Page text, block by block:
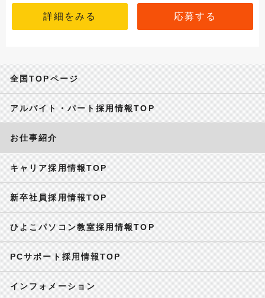
詳細をみる 応募する
全国TOPページ
アルバイト・パート採用情報TOP
お仕事紹介
キャリア採用情報TOP
新卒社員採用情報TOP
ひよこパソコン教室採用情報TOP
PCサポート採用情報TOP
インフォメーション